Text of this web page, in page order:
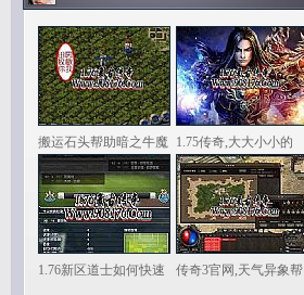
搬运石头帮助暗之牛魔 1.75传奇,大大小小的
1.76新区道士如何快速 传奇3官网,天气异象帮